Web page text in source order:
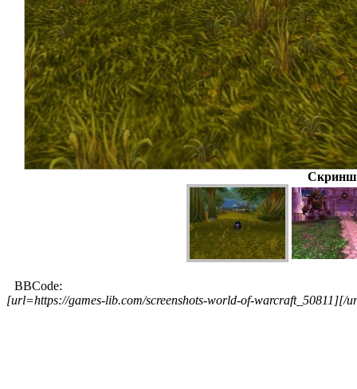
BBCode:
[url=https://games-lib.com/screenshots-world-of-warcraft_50811][/